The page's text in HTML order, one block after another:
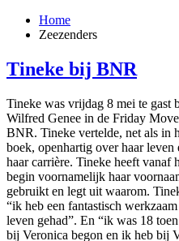
Home
Zeezenders
Tineke bij BNR
Tineke was vrijdag 8 mei te gast
Wilfred Genee in de Friday
BNR. Tineke vertelde, net als in
boek, openhartig over haar leven
haar carrière. Tineke heeft vanaf
begin voornamelijk haar
gebruikt en legt uit waarom.
“ik heb een fantastisch werkzaam
leven gehad”. En “ik was 18
bij Veronica begon en ik heb bij